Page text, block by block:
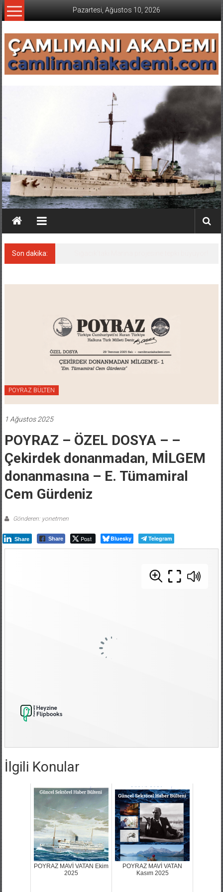
İçeriğe
geç
Pazartesi, Ağustos 10, 2026
Son dakika:
POYRAZ BÜLTEN
1 Ağustos 2025
POYRAZ – ÖZEL DOSYA – –
Çekirdek donanmadan, MİLGEM
donanmasına – E. Tümamiral
Cem Gürdeniz
Gönderen: yonetmen
Share Share Post Bluesky Telegram
İlgili Konular
POYRAZ MAVİ VATAN Ekim
2025
POYRAZ MAVİ VATAN
Kasım 2025